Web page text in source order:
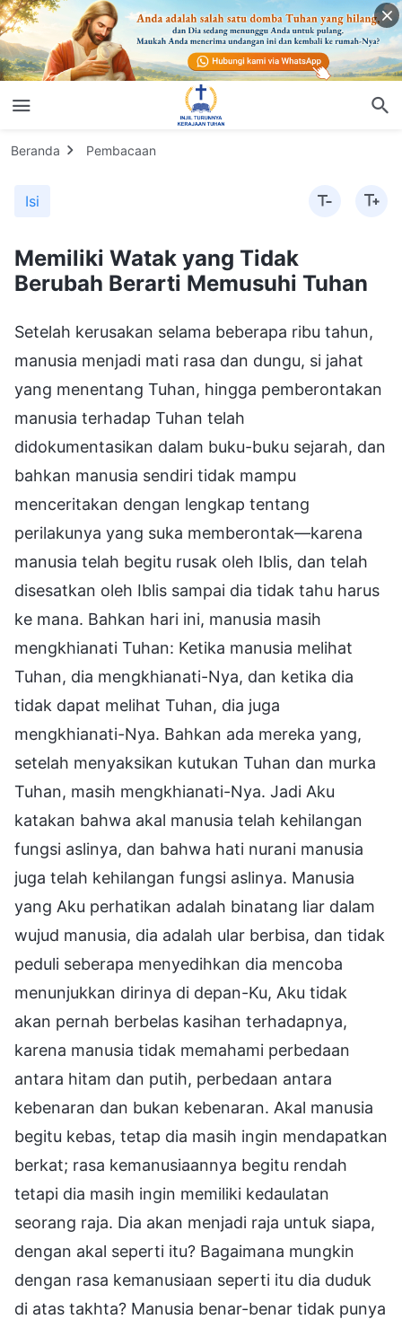
Beranda Pembacaan
Isi
Memiliki Watak yang Tidak
Berubah Berarti Memusuhi Tuhan
Setelah kerusakan selama beberapa ribu tahun,
manusia menjadi mati rasa dan dungu, si jahat
yang menentang Tuhan, hingga pemberontakan
manusia terhadap Tuhan telah
didokumentasikan dalam buku-buku sejarah, dan
bahkan manusia sendiri tidak mampu
menceritakan dengan lengkap tentang
perilakunya yang suka memberontak—karena
manusia telah begitu rusak oleh Iblis, dan telah
disesatkan oleh Iblis sampai dia tidak tahu harus
ke mana. Bahkan hari ini, manusia masih
mengkhianati Tuhan: Ketika manusia melihat
Tuhan, dia mengkhianati-Nya, dan ketika dia
tidak dapat melihat Tuhan, dia juga
mengkhianati-Nya. Bahkan ada mereka yang,
setelah menyaksikan kutukan Tuhan dan murka
Tuhan, masih mengkhianati-Nya. Jadi Aku
katakan bahwa akal manusia telah kehilangan
fungsi aslinya, dan bahwa hati nurani manusia
juga telah kehilangan fungsi aslinya. Manusia
yang Aku perhatikan adalah binatang liar dalam
wujud manusia, dia adalah ular berbisa, dan tidak
peduli seberapa menyedihkan dia mencoba
menunjukkan dirinya di depan-Ku, Aku tidak
akan pernah berbelas kasihan terhadapnya,
karena manusia tidak memahami perbedaan
antara hitam dan putih, perbedaan antara
kebenaran dan bukan kebenaran. Akal manusia
begitu kebas, tetap dia masih ingin mendapatkan
berkat; rasa kemanusiaannya begitu rendah
tetapi dia masih ingin memiliki kedaulatan
seorang raja. Dia akan menjadi raja untuk siapa,
dengan akal seperti itu? Bagaimana mungkin
dengan rasa kemanusiaan seperti itu dia duduk
di atas takhta? Manusia benar-benar tidak punya